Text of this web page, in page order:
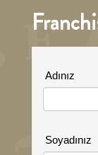
Adınız
Soyadınız